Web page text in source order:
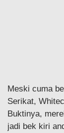
Meski cuma
Serikat,
Buktinya,
jadi bek kiri